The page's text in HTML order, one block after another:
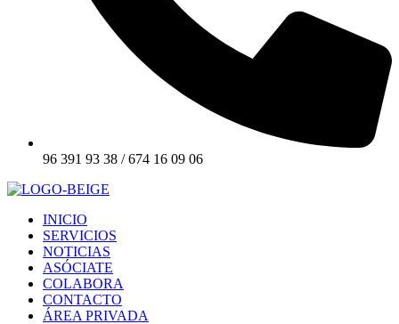
96 391 93 38 / 674 16 09 06
INICIO
SERVICIOS
NOTICIAS
ASÓCIATE
COLABORA
CONTACTO
ÁREA PRIVADA